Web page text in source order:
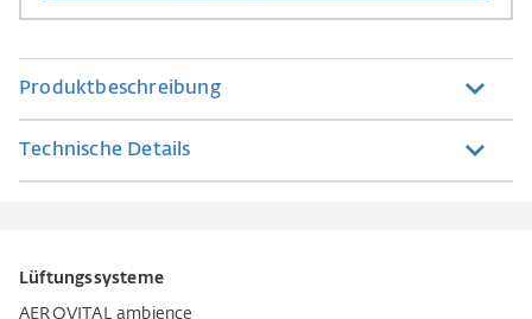
Produktbeschreibung
Technische Details
Lüftungssysteme
AEROVITAL ambience